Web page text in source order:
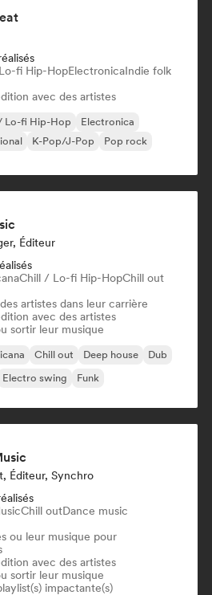
fi Hip-HopElectronicaIndie folk
avec des artistes
Lo-fi Hip-Hop
Electronica
K-Pop/J-Pop
Pop rock
Éditeur
Chill / Lo-fi Hip-HopChill out
artistes dans leur carrière
avec des artistes
sortir leur musique
Chill out Deep house
Dub
Electro swing Funk
Éditeur, Synchro
Chill outDance music
ou leur musique pour
avec des artistes
sortir leur musique
impactante(s)